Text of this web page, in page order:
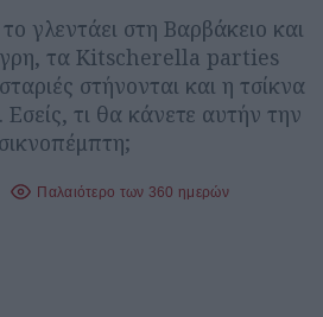
γλεντάει στη Βαρβάκειο και
τα Kitscherella parties
στήνονται και η τσίκνα
τι θα κάνετε αυτήν την
Παλαιότερο των 360 ημερών